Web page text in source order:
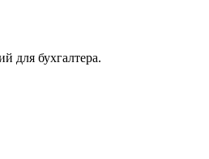
для бухгалтера.